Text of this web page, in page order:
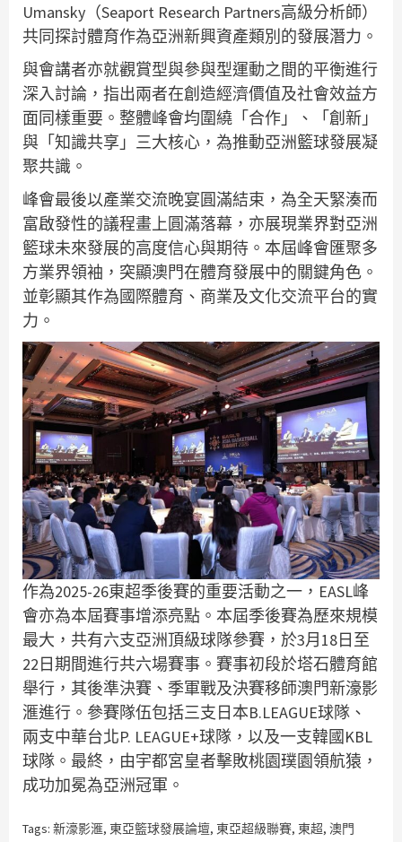
Umansky（Seaport Research Partners高級分析師）
共同探討體育作為亞洲新興資產類別的發展潛力。
與會講者亦就觀賞型與參與型運動之間的平衡進行
深入討論，指出兩者在創造經濟價值及社會效益方
面同樣重要。整體峰會均圍繞「合作」、「創新」
與「知識共享」三大核心，為推動亞洲籃球發展凝
聚共識。
峰會最後以產業交流晚宴圓滿結束，為全天緊湊而
富啟發性的議程畫上圓滿落幕，亦展現業界對亞洲
籃球未來發展的高度信心與期待。本屆峰會匯聚多
方業界領袖，突顯澳門在體育發展中的關鍵角色。
並彰顯其作為國際體育、商業及文化交流平台的實
力。
作為2025-26東超季後賽的重要活動之一，EASL峰
會亦為本屆賽事增添亮點。本屆季後賽為歷來規模
最大，共有六支亞洲頂級球隊參賽，於3月18日至
22日期間進行共六場賽事。賽事初段於塔石體育館
舉行，其後準決賽、季軍戰及決賽移師澳門新濠影
滙進行。參賽隊伍包括三支日本B.LEAGUE球隊、
兩支中華台北P. LEAGUE+球隊，以及一支韓國KBL
球隊。最終，由宇都宮皇者擊敗桃園璞園領航猿，
成功加冕為亞洲冠軍。
Tags: 新濠影滙, 東亞籃球發展論壇, 東亞超級聯賽, 東超, 澳門